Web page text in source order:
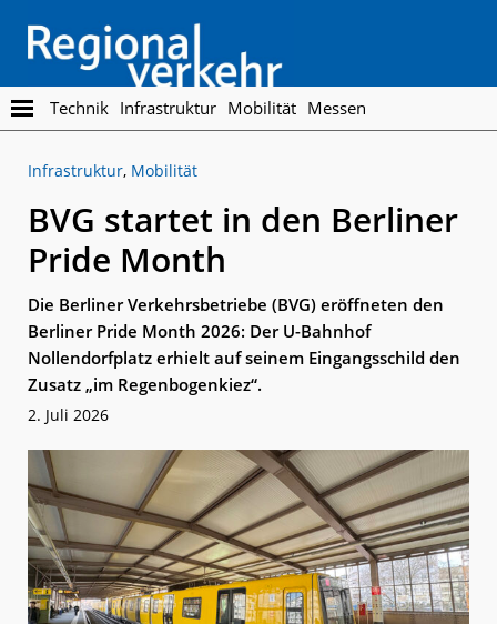
main
content
footer
Regionalverkehr
Die
Fachzeitschrift
den
Personennahverkehr
Technik Infrastruktur Mobilität Messen
Infrastruktur, Mobilität
BVG startet in den Berliner
Pride Month
Die Berliner Verkehrsbetriebe (BVG) eröffneten den
Berliner Pride Month 2026: Der U-Bahnhof
Nollendorfplatz erhielt auf seinem Eingangsschild den
Zusatz „im Regenbogenkiez“.
2. Juli 2026